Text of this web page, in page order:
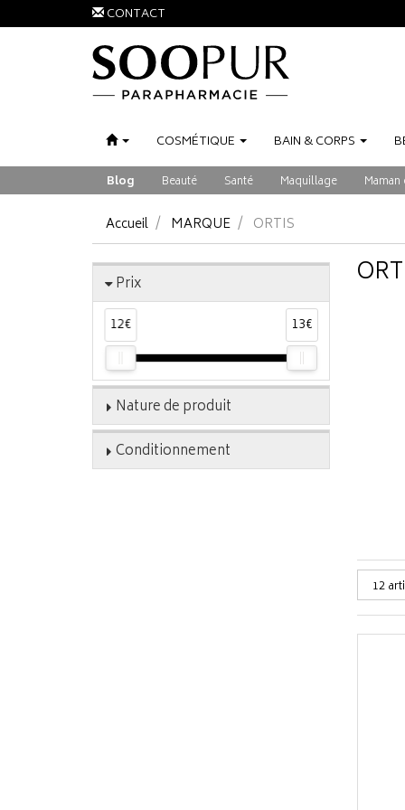
CONTACT
COSMÉTIQUE BAIN &CORPS
Blog Beauté Santé Maquillage
Accueil MARQUE ORTIS
Prix
12€ 13€
Nature de produit
Conditionnement